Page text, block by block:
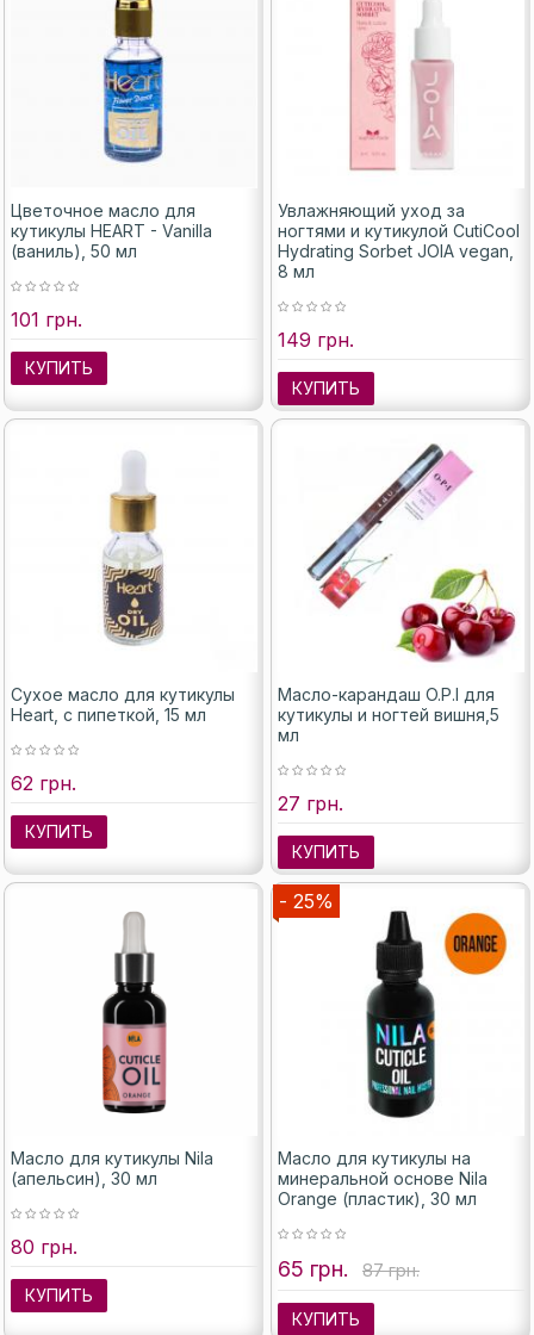
Цветочное масло для
кутикулы HEART - Vanilla
(ваниль), 50 мл
101 грн.
КУПИТЬ
Увлажняющий уход за
ногтями и кутикулой CutiCool
Hydrating Sorbet JOIA vegan,
8 мл
149 грн.
КУПИТЬ
Сухое масло для кутикулы
Heart, с пипеткой, 15 мл
62 грн.
КУПИТЬ
Масло-карандаш O.P.I для
кутикулы и ногтей вишня,5
мл
27 грн.
КУПИТЬ
Масло для кутикулы Nila
(апельсин), 30 мл
80 грн.
КУПИТЬ
- 25%
Масло для кутикулы на
минеральной основе Nila
Orange (пластик), 30 мл
65 грн. 87 грн.
КУПИТЬ